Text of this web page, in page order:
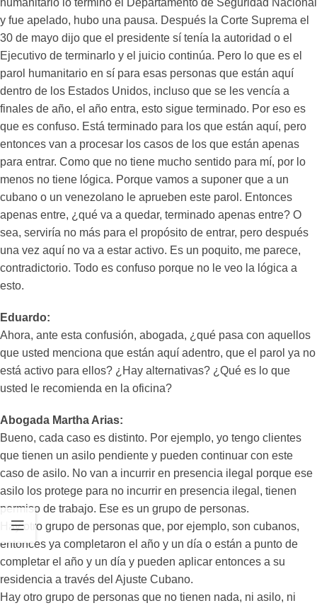
humanitario lo terminó el Departamento de Seguridad Nacional
y fue apelado, hubo una pausa. Después la Corte Suprema el
30 de mayo dijo que el presidente sí tenía la autoridad o el
Ejecutivo de terminarlo y el juicio continúa. Pero lo que es el
parol humanitario en sí para esas personas que están aquí
dentro de los Estados Unidos, incluso que se les vencía a
finales de año, el año entra, esto sigue terminado. Por eso es
que es confuso. Está terminado para los que están aquí, pero
entonces van a procesar los casos de los que están apenas
para entrar. Como que no tiene mucho sentido para mí, por lo
menos no tiene lógica. Porque vamos a suponer que a un
cubano o un venezolano le aprueben este parol. Entonces
apenas entre, ¿qué va a quedar, terminado apenas entre? O
sea, serviría no más para el propósito de entrar, pero después
una vez aquí no va a estar activo. Es un poquito, me parece,
contradictorio. Todo es confuso porque no le veo la lógica a
esto.
Eduardo:
Ahora, ante esta confusión, abogada, ¿qué pasa con aquellos
que usted menciona que están aquí adentro, que el parol ya no
está activo para ellos? ¿Hay alternativas? ¿Qué es lo que
usted le recomienda en la oficina?
Abogada Martha Arias:
Bueno, cada caso es distinto. Por ejemplo, yo tengo clientes
que tienen un asilo pendiente y pueden continuar con este
caso de asilo. No van a incurrir en presencia ilegal porque ese
asilo los protege para no incurrir en presencia ilegal, tienen
permiso de trabajo. Ese es un grupo de personas.
Hay otro grupo de personas que, por ejemplo, son cubanos,
entonces ya completaron el año y un día o están a punto de
completar el año y un día y pueden aplicar entonces a su
residencia a través del Ajuste Cubano.
Hay otro grupo de personas que no tienen nada, ni asilo, ni